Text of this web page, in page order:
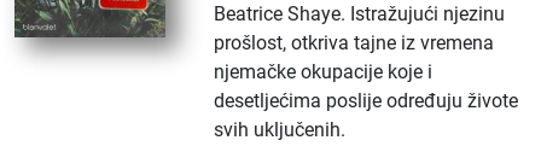
Beatrice Shaye. Istražujući njezinu
prošlost, otkriva tajne iz vremena
njemačke okupacije koje i
desetljećima poslije određuju živote
svih uključenih.